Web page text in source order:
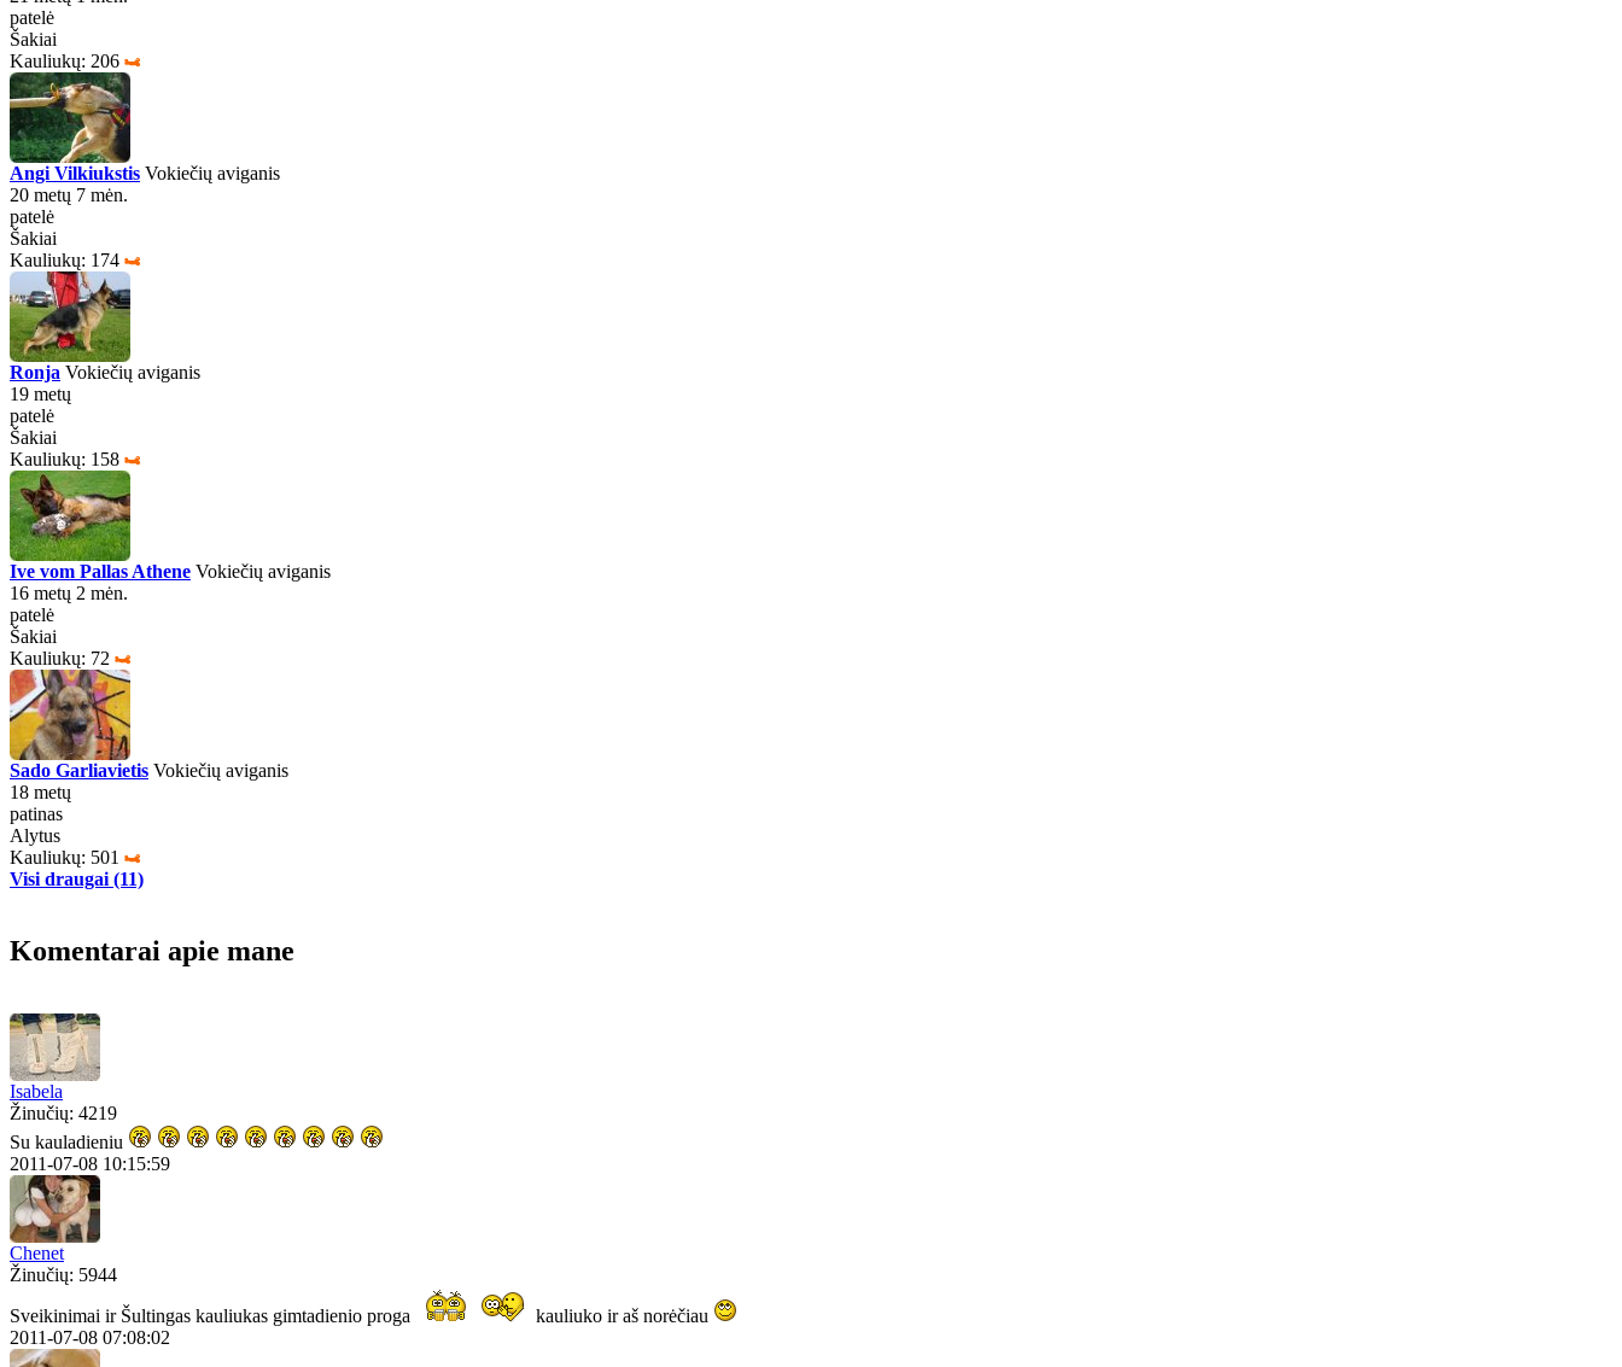
patelė
Šakiai
Kauliukų: 206
Angi Vilkiukstis Vokiečių aviganis
20 metų 7 mėn.
patelė
Šakiai
Kauliukų: 174
Ronja Vokiečių aviganis
19 metų
patelė
Šakiai
Kauliukų: 158
Ive vom Pallas Athene Vokiečių aviganis
16 metų 2 mėn.
patelė
Šakiai
Kauliukų: 72
Sado Garliavietis Vokiečių aviganis
18 metų
patinas
Alytus
Kauliukų: 501
Visi draugai (11)
Komentarai apie mane
Isabela
Žinučių: 4219
Su kauladieniu
2011-07-08 10:15:59
Chenet
Žinučių: 5944
Sveikinimai ir Šultingas kauliukas gimtadienio proga
kauliuko ir aš norėčiau
2011-07-08 07:08:02